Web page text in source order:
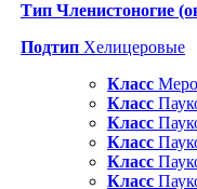
Тип Членистоногие
Подтип Хелицеровые
Класс
Класс
Класс
Класс
Класс
Класс